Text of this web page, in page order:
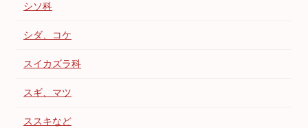
シソ科
シダ、コケ
スイカズラ科
スギ、マツ
ススキなど